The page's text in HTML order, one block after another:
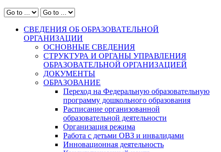
СВЕДЕНИЯ ОБ ОБРАЗОВАТЕЛЬНОЙ
ОРГАНИЗАЦИИ
ОСНОВНЫЕ СВЕДЕНИЯ
СТРУКТУРА И ОРГАНЫ УПРАВЛЕНИЯ
ОБРАЗОВАТЕЛЬНОЙ ОРГАНИЗАЦИЕЙ
ДОКУМЕНТЫ
ОБРАЗОВАНИЕ
Переход на Федеральную образовательную
программу дошкольного образования
Расписание организованной
образовательной деятельности
Организация режима
Работа с детьми ОВЗ и инвалидами
Инновационная деятельность